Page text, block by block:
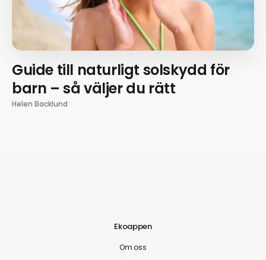
Guide till naturligt solskydd för
barn – så väljer du rätt
Helen Backlund
Ekoappen
Om oss